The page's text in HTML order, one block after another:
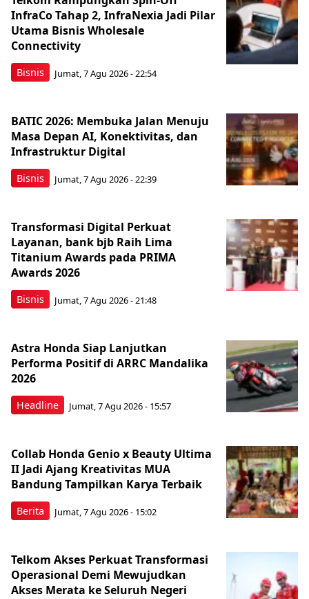
Bisnis
InfraCo Tahap 2, InfraNexia Jadi Pilar
Utama Bisnis Wholesale
Connectivity
Jumat, 7 Agu 2026 - 22:54
Bisnis
BATIC 2026: Membuka Jalan Menuju
Masa Depan AI, Konektivitas, dan
Infrastruktur Digital
Jumat, 7 Agu 2026 - 22:39
Bisnis
Transformasi Digital Perkuat
Layanan, bank bjb Raih Lima
Titanium Awards pada PRIMA
Awards 2026
Jumat, 7 Agu 2026 - 21:48
Headline
Astra Honda Siap Lanjutkan
Performa Positif di ARRC Mandalika
2026
Jumat, 7 Agu 2026 - 15:57
Berita
Collab Honda Genio x Beauty Ultima
II Jadi Ajang Kreativitas MUA
Bandung Tampilkan Karya Terbaik
Jumat, 7 Agu 2026 - 15:02
Telkom Akses Perkuat Transformasi
Operasional Demi Mewujudkan
Akses Merata ke Seluruh Negeri